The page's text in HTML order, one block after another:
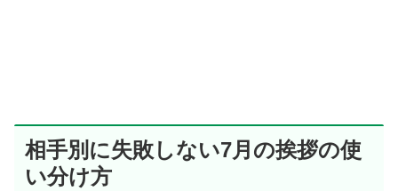
相手別に失敗しない7月の挨拶の使
い分け方